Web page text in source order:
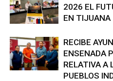
2026 EL
EN TIJUANA
RECIBE
ENSENADA
RELATIVA A
PUEBLOS